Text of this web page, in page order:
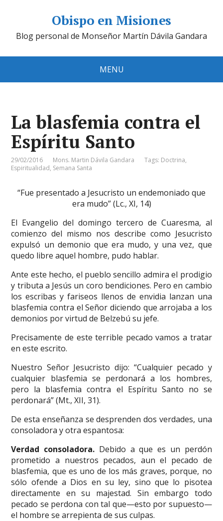
Obispo en Misiones
Blog personal de Monseñor Martín Dávila Gandara
MENU
La blasfemia contra el
Espíritu Santo
29/02/2016 Mons. Martin Dávila Gandara Tags: Doctrina,
Espiritualidad, Semana Santa
“Fue presentado a Jesucristo un endemoniado que
era mudo” (Lc., XI, 14)
El Evangelio del domingo tercero de Cuaresma, al
comienzo del mismo nos describe como Jesucristo
expulsó un demonio que era mudo, y una vez, que
quedo libre aquel hombre, pudo hablar.
Ante este hecho, el pueblo sencillo admira el prodigio
y tributa a Jesús un coro bendiciones. Pero en cambio
los escribas y fariseos llenos de envidia lanzan una
blasfemia contra el Señor diciendo que arrojaba a los
demonios por virtud de Belzebú su jefe.
Precisamente de este terrible pecado vamos a tratar
en este escrito.
Nuestro Señor Jesucristo dijo: “Cualquier pecado y
cualquier blasfemia se perdonará a los hombres,
pero la blasfemia contra el Espíritu Santo no se
perdonará” (Mt., XII, 31).
De esta enseñanza se desprenden dos verdades, una
consoladora y otra espantosa:
Verdad consoladora. Debido a que es un perdón
prometido a nuestros pecados, aun el pecado de
blasfemia, que es uno de los más graves, porque, no
sólo ofende a Dios en su ley, sino que lo pisotea
directamente en su majestad. Sin embargo todo
pecado se perdona con tal que—esto por supuesto—
el hombre se arrepienta de sus culpas.